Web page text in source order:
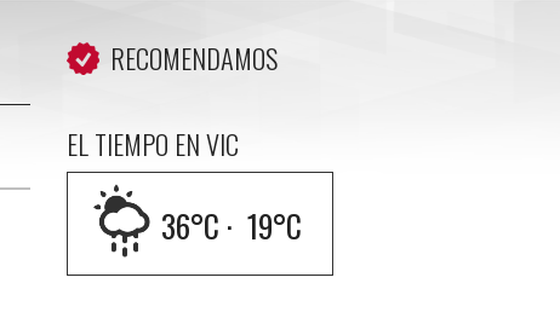
RECOMENDAMOS
EL TIEMPO EN VIC
36°C · 19°C